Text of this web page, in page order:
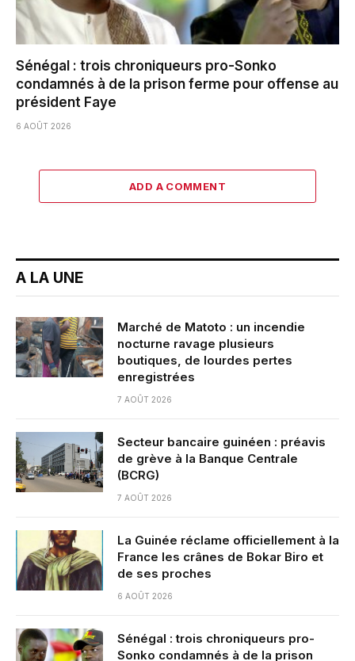
Sénégal : trois chroniqueurs pro-Sonko
condamnés à de la prison ferme pour offense au
président Faye
6 AOÛT 2026
ADD A COMMENT
A LA UNE
Marché de Matoto : un incendie
nocturne ravage plusieurs
boutiques, de lourdes pertes
enregistrées
7 AOÛT 2026
Secteur bancaire guinéen : préavis
de grève à la Banque Centrale
(BCRG)
7 AOÛT 2026
La Guinée réclame officiellement à la
France les crânes de Bokar Biro et
de ses proches
6 AOÛT 2026
Sénégal : trois chroniqueurs pro-
Sonko condamnés à de la prison